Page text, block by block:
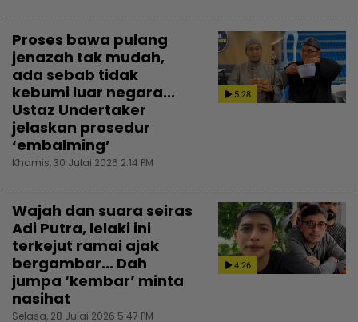
5:28
Proses bawa pulang
jenazah tak mudah,
ada sebab tidak
kebumi luar negara...
Ustaz Undertaker
jelaskan prosedur
‘embalming’
Khamis, 30 Julai 2026 2:14 PM
4:26
Wajah dan suara seiras
Adi Putra, lelaki ini
terkejut ramai ajak
bergambar... Dah
jumpa ‘kembar’ minta
nasihat
Selasa, 28 Julai 2026 5:47 PM